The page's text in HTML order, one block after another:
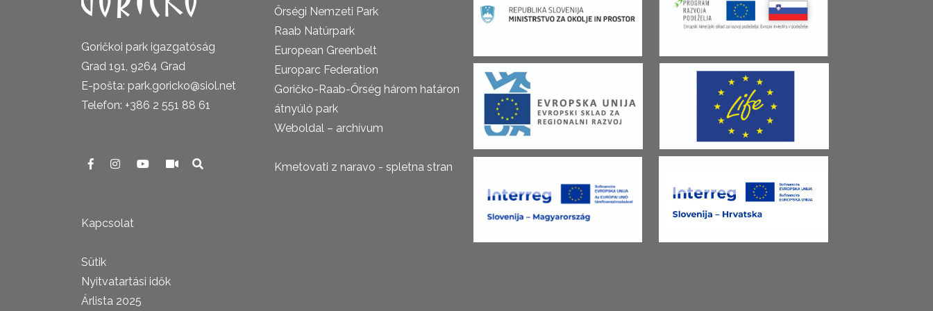
Goričkoi park igazgatóság
Grad 191, 9264 Grad
E-pošta: park.goricko@siol.net
Telefon: +386 2 551 88 61
Kapcsolat
Sütik
Nyitvatartási idők
Árlista 2025
Őrségi Nemzeti Park
Raab Natúrpark
European Greenbelt
Europarc Federation
Goričko-Raab-Őrség három határon
átnyúló park
Weboldal – archívum
Kmetovati z naravo - spletna stran